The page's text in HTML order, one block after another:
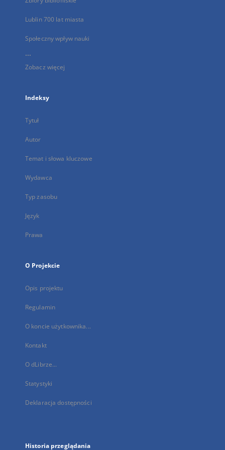
Lublin 700 lat miasta
Społeczny wpływ nauki
...
Zobacz więcej
Indeksy
Tytuł
Autor
Temat i słowa kluczowe
Wydawca
Typ zasobu
Język
Prawa
O Projekcie
Opis projektu
Regulamin
O koncie użytkownika...
Kontakt
O dLibrze...
Statystyki
Deklaracja dostępności
Historia przeglądania